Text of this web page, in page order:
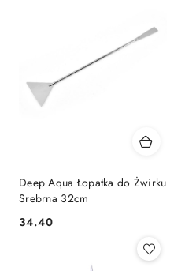
Deep Aqua Łopatka do Żwirku
Srebrna 32cm
Cena:
34.40